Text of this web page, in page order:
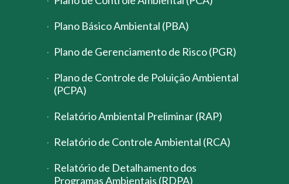
Plano Básico Ambiental (PBA)
Plano de Gerenciamento de Risco (PGR)
Plano de Controle de Poluição Ambiental
(PCPA)
Relatório Ambiental Preliminar (RAP)
Relatório de Controle Ambiental (RCA)
Relatório de Detalhamento dos
Programas Ambientais (RDPA)